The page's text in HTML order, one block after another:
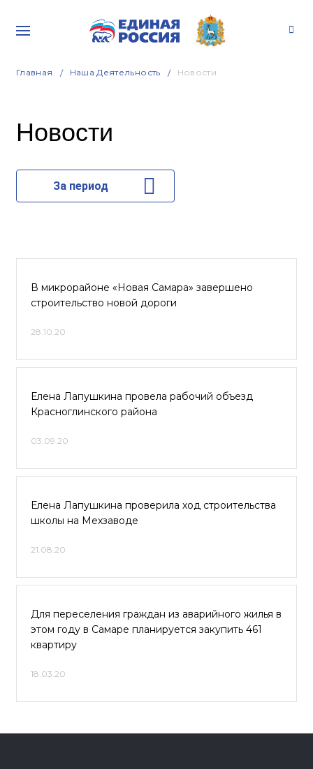
Главная Наша Деятельность Новости
Новости
За период
В микрорайоне «Новая Самара» завершено
строительство новой дороги
28.10.20
Елена Лапушкина провела рабочий объезд
Красноглинского района
03.09.20
Елена Лапушкина проверила ход строительства
школы на Мехзаводе
21.08.20
Для переселения граждан из аварийного жилья в
этом году в Самаре планируется закупить 461
квартиру
18.03.20